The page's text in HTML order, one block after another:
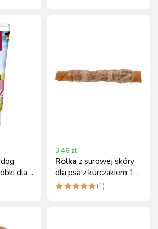
dla
3.46 zł
Rolka z surowej skóry
dla psa z kurczakiem 12
cm Kerbl 30 g
(1)